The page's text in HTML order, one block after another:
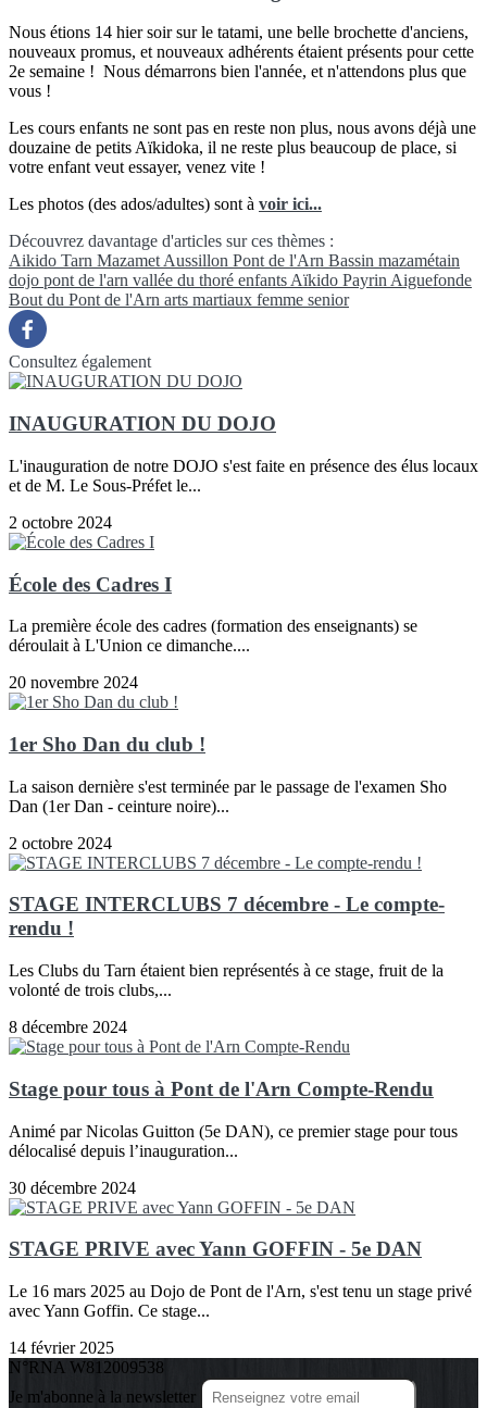
Nous étions 14 hier soir sur le tatami, une belle brochette d'anciens,
nouveaux promus, et nouveaux adhérents étaient présents pour cette
2e semaine ! Nous démarrons bien l'année, et n'attendons plus que
vous !
Les cours enfants ne sont pas en reste non plus, nous avons déjà une
douzaine de petits Aïkidoka, il ne reste plus beaucoup de place, si
votre enfant veut essayer, venez vite !
Les photos (des ados/adultes) sont à voir ici...
Découvrez davantage d'articles sur ces thèmes :
Aikido Tarn MazametAussillon Pont de l'Arn Bassin mazamétain
dojo pont de l'arn vallée du thoré enfantsAïkido PayrinAiguefonde
Bout du Pont de l'Arn arts martiaux femme senior
Consultez également
INAUGURATION DU DOJO
L'inauguration de notre DOJO s'est faite en présence des élus locaux
et de M. Le Sous-Préfet le...
2 octobre 2024
École des Cadres I
La première école des cadres (formation des enseignants) se
déroulait à L'Union ce dimanche....
20 novembre 2024
1er Sho Dan du club !
La saison dernière s'est terminée par le passage de l'examen Sho
Dan (1er Dan - ceinture noire)...
2 octobre 2024
STAGE INTERCLUBS 7 décembre - Le compte-
rendu !
Les Clubs du Tarn étaient bien représentés à ce stage, fruit de la
volonté de trois clubs,...
8 décembre 2024
Stage pour tous à Pont de l'Arn Compte-Rendu
Animé par Nicolas Guitton (5e DAN), ce premier stage pour tous
délocalisé depuis l’inauguration...
30 décembre 2024
STAGE PRIVE avec Yann GOFFIN - 5e DAN
Le 16 mars 2025 au Dojo de Pont de l'Arn, s'est tenu un stage privé
avec Yann Goffin. Ce stage...
14 février 2025
N°RNA W812009538
Je m'abonne à la newsletter